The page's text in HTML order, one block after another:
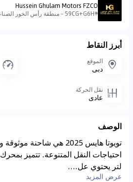
Hussein Ghulam Motors FZCO
أبرز النقاط
الموقع
دبي
نقل الحركة
عادي
الوصف
تويوتا هايس 2025 هي
لتر يحتوي عل....
عرض المزيد